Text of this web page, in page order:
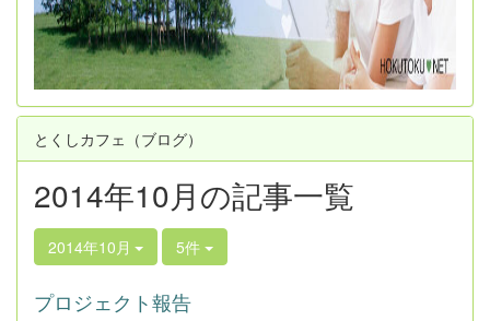
とくしカフェ（ブログ）
2014年10月の記事一覧
2014年10月 5件
プロジェクト報告